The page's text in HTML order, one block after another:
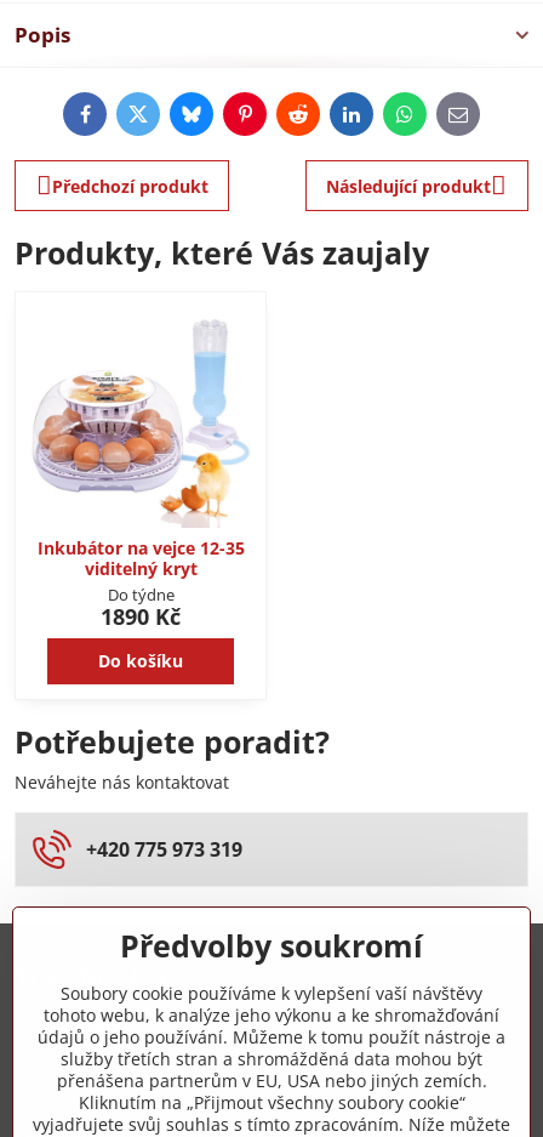
Popis
FacebookTwitterBlueskyPinterestRedditLinkedInWhatsApp
E-
mail
Předchozí produkt Následující produkt
Produkty, které Vás zaujaly
Inkubátor na vejce 12-35
viditelný kryt
Do týdne
1890 Kč
Do košíku
Potřebujete poradit?
Neváhejte nás kontaktovat
+420 775 973 319
+420 775 973 319
info​@zipzop​.cz
Předvolby soukromí
Soubory cookie používáme k vylepšení vaší návštěvy
tohoto webu, k analýze jeho výkonu a ke shromažďování
údajů o jeho používání. Můžeme k tomu použít nástroje a
služby třetích stran a shromážděná data mohou být
přenášena partnerům v EU, USA nebo jiných zemích.
Kliknutím na „Přijmout všechny soubory cookie“
vyjadřujete svůj souhlas s tímto zpracováním. Níže můžete